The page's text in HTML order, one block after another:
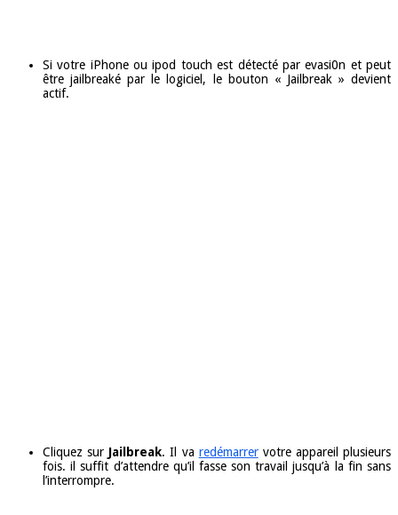
Si votre iPhone ou ipod touch est détecté par evasi0n et peut
être jailbreaké par le logiciel, le bouton « Jailbreak » devient
actif.
Cliquez sur Jailbreak. Il va redémarrervotre appareil plusieurs
fois. il suffit d’attendre qu’il fasse son travail jusqu’à la fin sans
l’interrompre.